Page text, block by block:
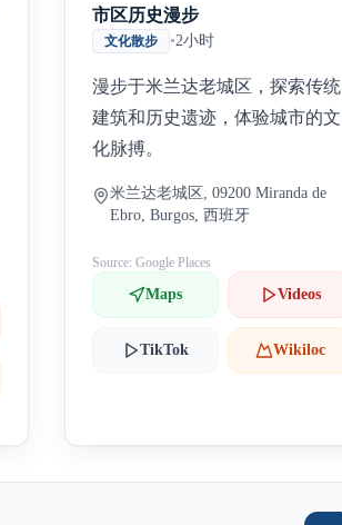
市区历史漫步
文化散步 •2小时
漫步于米兰达老城区，探索传统
建筑和历史遗迹，体验城市的文
化脉搏。
米兰达老城区, 09200 Miranda de
Ebro, Burgos, 西班牙
Source: Google Places
Maps Videos
TikTok Wikiloc